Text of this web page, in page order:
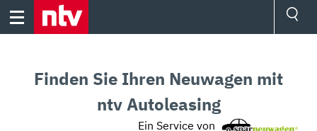
Skip
Finden Sie Ihren Neuwagen mit
ntv Autoleasing
Ein Service von